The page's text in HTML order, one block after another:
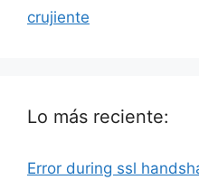
crujiente
Lo más reciente:
Error during ssl